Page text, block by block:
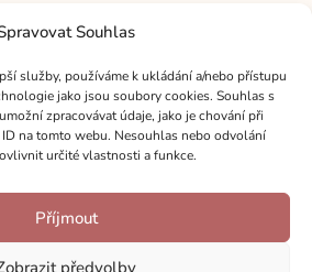
Souhlas
služby, používáme k ukládání a/nebo přístupu
jako jsou soubory cookies. Souhlas s
zpracovávat údaje, jako je chování při
na tomto webu. Nesouhlas nebo odvolání
určité vlastnosti a funkce.
Příjmout
předvolby